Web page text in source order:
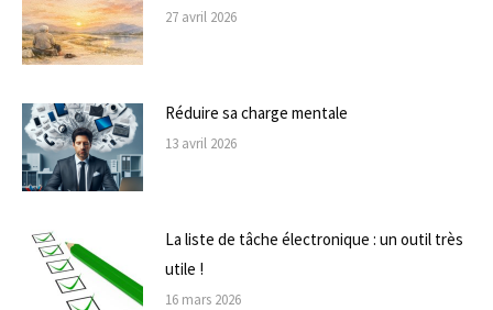
27 avril 2026
Réduire sa charge mentale
13 avril 2026
La liste de tâche électronique : un outil très
utile !
16 mars 2026